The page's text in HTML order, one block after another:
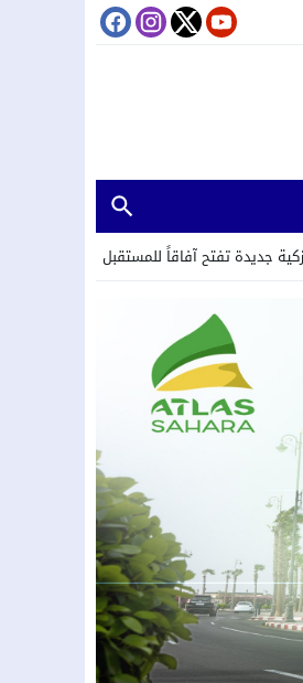
للمستقبل 14:23 وزارة النقل تعتمد